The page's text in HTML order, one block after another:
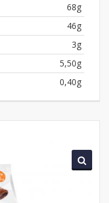
68g
46g
3g
5,50g
0,40g